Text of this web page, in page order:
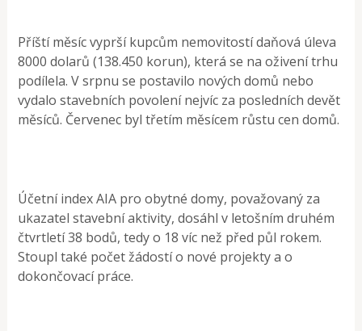
Příští měsíc vyprší kupcům nemovitostí daňová úleva
8000 dolarů (138.450 korun), která se na oživení trhu
podílela. V srpnu se postavilo nových domů nebo
vydalo stavebních povolení nejvíc za posledních devět
měsíců. Červenec byl třetím měsícem růstu cen domů.
Účetní index AIA pro obytné domy, považovaný za
ukazatel stavební aktivity, dosáhl v letošním druhém
čtvrtletí 38 bodů, tedy o 18 víc než před půl rokem.
Stoupl také počet žádostí o nové projekty a o
dokončovací práce.